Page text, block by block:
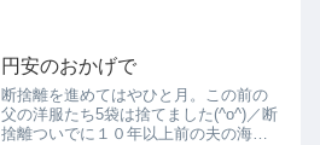
様子は同じでした。家の外構工事完成
を...
円安のおかげで
断捨離を進めてはやひと月。この前の
父の洋服たち5袋は捨てました(^o^)／断
捨離ついでに１０年以上前の夫の海外